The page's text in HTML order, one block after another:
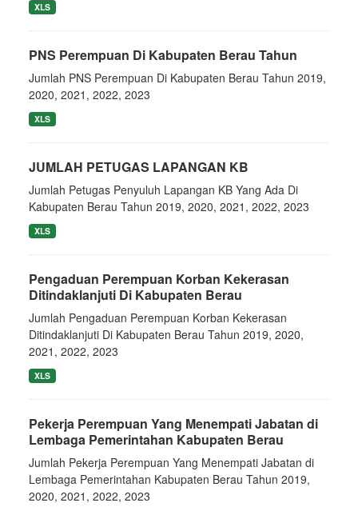
XLS
PNS Perempuan Di Kabupaten Berau Tahun
Jumlah PNS Perempuan Di Kabupaten Berau Tahun 2019,
2020, 2021, 2022, 2023
XLS
JUMLAH PETUGAS LAPANGAN KB
Jumlah Petugas Penyuluh Lapangan KB Yang Ada Di
Kabupaten Berau Tahun 2019, 2020, 2021, 2022, 2023
XLS
Pengaduan Perempuan Korban Kekerasan
Ditindaklanjuti Di Kabupaten Berau
Jumlah Pengaduan Perempuan Korban Kekerasan
Ditindaklanjuti Di Kabupaten Berau Tahun 2019, 2020,
2021, 2022, 2023
XLS
Pekerja Perempuan Yang Menempati Jabatan di
Lembaga Pemerintahan Kabupaten Berau
Jumlah Pekerja Perempuan Yang Menempati Jabatan di
Lembaga Pemerintahan Kabupaten Berau Tahun 2019,
2020, 2021, 2022, 2023